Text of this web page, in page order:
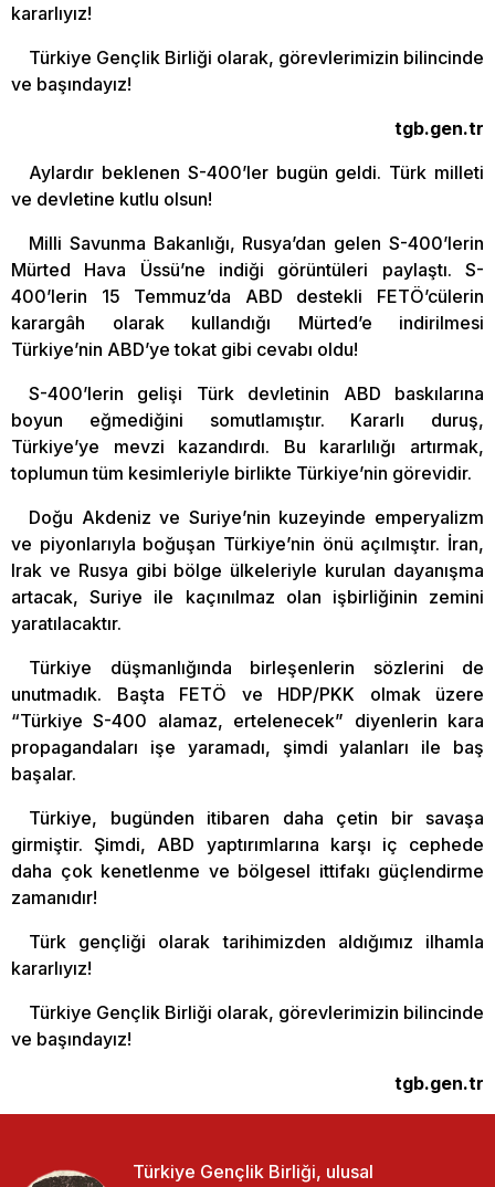
kararlıyız!
Türkiye Gençlik Birliği olarak, görevlerimizin bilincinde
ve başındayız!
tgb.gen.tr
Aylardır beklenen S-400’ler bugün geldi. Türk milleti
ve devletine kutlu olsun!
Milli Savunma Bakanlığı, Rusya’dan gelen S-400’lerin
Mürted Hava Üssü’ne indiği görüntüleri paylaştı. S-
400’lerin 15 Temmuz’da ABD destekli FETÖ’cülerin
karargâh olarak kullandığı Mürted’e indirilmesi
Türkiye’nin ABD’ye tokat gibi cevabı oldu!
S-400’lerin gelişi Türk devletinin ABD baskılarına
boyun eğmediğini somutlamıştır. Kararlı duruş,
Türkiye’ye mevzi kazandırdı. Bu kararlılığı artırmak,
toplumun tüm kesimleriyle birlikte Türkiye’nin görevidir.
Doğu Akdeniz ve Suriye’nin kuzeyinde emperyalizm
ve piyonlarıyla boğuşan Türkiye’nin önü açılmıştır. İran,
Irak ve Rusya gibi bölge ülkeleriyle kurulan dayanışma
artacak, Suriye ile kaçınılmaz olan işbirliğinin zemini
yaratılacaktır.
Türkiye düşmanlığında birleşenlerin sözlerini de
unutmadık. Başta FETÖ ve HDP/PKK olmak üzere
“Türkiye S-400 alamaz, ertelenecek” diyenlerin kara
propagandaları işe yaramadı, şimdi yalanları ile baş
başalar.
Türkiye, bugünden itibaren daha çetin bir savaşa
girmiştir. Şimdi, ABD yaptırımlarına karşı iç cephede
daha çok kenetlenme ve bölgesel ittifakı güçlendirme
zamanıdır!
Türk gençliği olarak tarihimizden aldığımız ilhamla
kararlıyız!
Türkiye Gençlik Birliği olarak, görevlerimizin bilincinde
ve başındayız!
tgb.gen.tr
Türkiye Gençlik Birliği, ulusal